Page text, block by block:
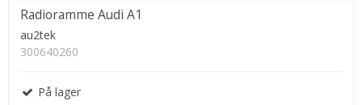
Radioramme Audi A1
au2tek
300640260
På lager